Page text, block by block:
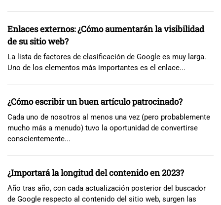
Enlaces externos: ¿Cómo aumentarán la visibilidad
de su sitio web?
La lista de factores de clasificación de Google es muy larga.
Uno de los elementos más importantes es el enlace...
¿Cómo escribir un buen artículo patrocinado?
Cada uno de nosotros al menos una vez (pero probablemente
mucho más a menudo) tuvo la oportunidad de convertirse
conscientemente...
¿Importará la longitud del contenido en 2023?
Año tras año, con cada actualización posterior del buscador
de Google respecto al contenido del sitio web, surgen las